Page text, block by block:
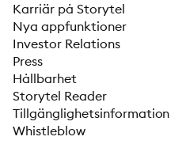
Karriär på Storytel
Nya appfunktioner
Investor Relations
Press
Hållbarhet
Storytel Reader
Tillgänglighetsinformation
Whistleblow